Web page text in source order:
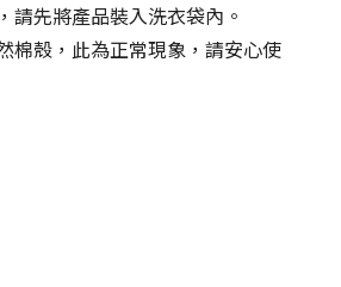
請先將產品裝入洗衣袋內。
棉殼，此為正常現象，請安心使